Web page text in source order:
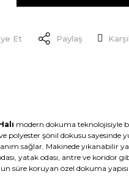
Et Paylaş
modern dokuma teknolojisiyle
polyester şönil dokusu sayesinde
sağlar. Makinede yıkanabilir
yatak odası, antre ve koridor
süre koruyan özel dokuma